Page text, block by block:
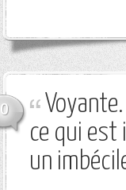
0
ce qui est
un